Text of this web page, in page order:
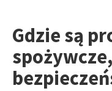
Gdzie są
spożywcze,